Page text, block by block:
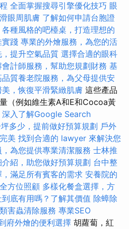
全面掌握搜尋引擎優化技巧 眼
眼周肌膚 了解如何申請台胞證
各種風格的吧檯桌，打造理想的
實踐 專業的外燴服務，為您的活
提升空氣品質 選擇合適的眼科
會計師服務，幫助您規劃財務 基
品質養老院服務，為父母提供安
，恢復平滑緊緻肌膚 這些產品
（例如維生素A和E和Cocoa黃
深入了解Google Search
多少，提前做好預算規劃 戶外
美 找到合適的 lawyer 來解決您
為您提供專業清潔服務 士林推
紹，助您做好預算規劃 台中整
滿足所有賓客的需求 安養院的
方位照顧 多樣化餐盒選擇，方
底有用嗎？了解其價值 除蟑除
害蟲清除服務 專業SEO
府外燴的便利選擇 胡蘿蔔，紅